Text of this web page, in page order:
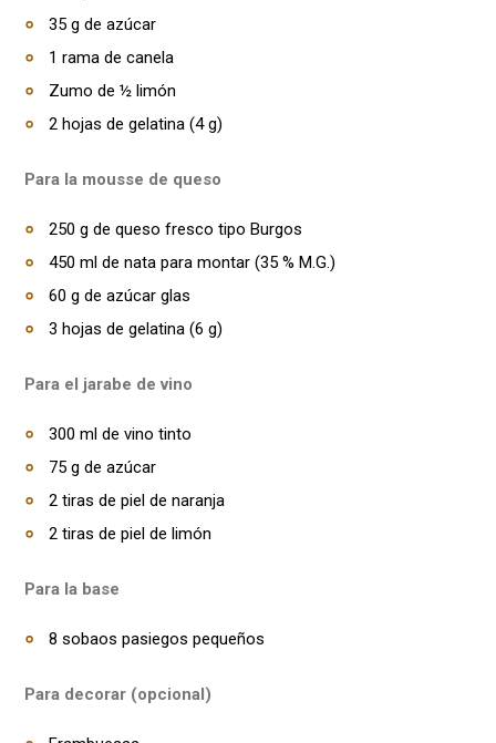
35 g de azúcar
1 rama de canela
Zumo de ½ limón
2 hojas de gelatina (4 g)
Para la mousse de queso
250 g de queso fresco tipo Burgos
450 ml de nata para montar (35 % M.G.)
60 g de azúcar glas
3 hojas de gelatina (6 g)
Para el jarabe de vino
300 ml de vino tinto
75 g de azúcar
2 tiras de piel de naranja
2 tiras de piel de limón
Para la base
8 sobaos pasiegos pequeños
Para decorar (opcional)